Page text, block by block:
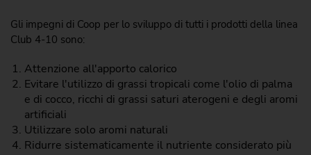
Gli impegni di Coop per lo sviluppo di tutti i prodotti della linea
Club 4-10 sono:
Attenzione all'apporto calorico
Evitare l'utilizzo di grassi tropicali come l'olio di palma
e di cocco, ricchi di grassi saturi aterogeni e degli aromi
artificiali
Utilizzare solo aromi naturali
Ridurre sistematicamente il nutriente considerato più